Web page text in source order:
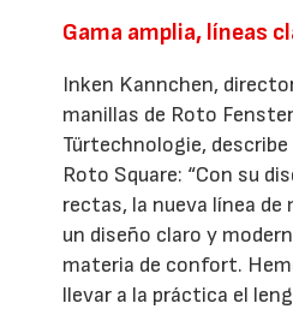
Gama amplia, líneas
Inken Kannchen,
manillas de Roto
Türtechnologie,
Roto Square: “Con su
rectas, la nueva línea
un diseño claro y
materia de confort.
llevar a la práctica el